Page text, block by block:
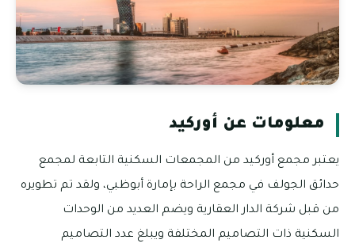
معلومات عن أوركيد
يعتبر مجمع أوركيد من المجمعات السكنية التابعة لمجمع
حدائق الجولف في مجمع الراحة بإمارة أبوظبي، ولقد تم تطويره
من قبل شركة الدار العقارية ويضم العديد من الوحدات
السكنية ذات التصاميم المختلفة ويبلغ عدد التصاميم